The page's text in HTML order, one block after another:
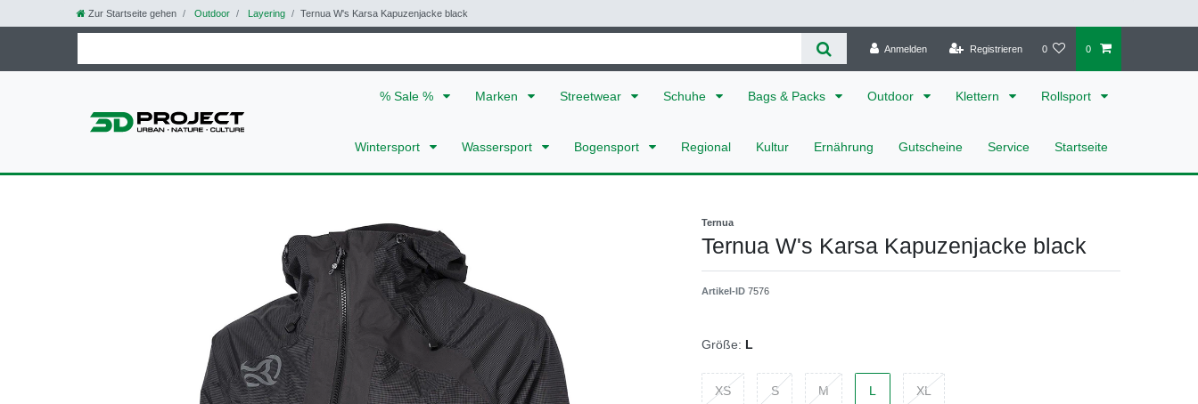
Zur Startseite gehen Outdoor Layering Ternua W's Karsa Kapuzenjacke black
Anmelden Registrieren 0 0
% Sale % Marken Streetwear Schuhe Bags & Packs Outdoor Klettern Rollsport
Wintersport Wassersport Bogensport Regional Kultur Ernährung Gutscheine Service Startseite
Ternua
Ternua W's Karsa Kapuzenjacke black
Artikel-ID 7576
Größe: L
XS S M L XL